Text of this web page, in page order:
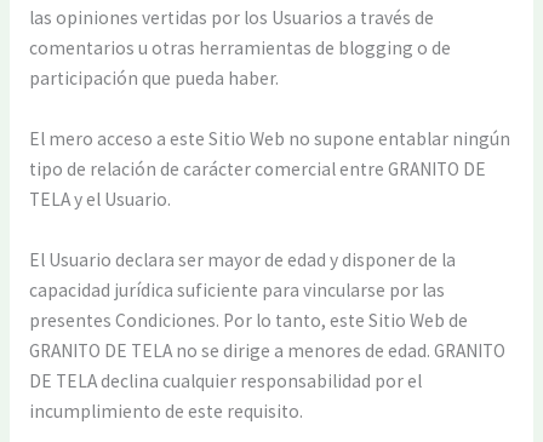
las opiniones vertidas por los Usuarios a través de
comentarios u otras herramientas de blogging o de
participación que pueda haber.
El mero acceso a este Sitio Web no supone entablar ningún
tipo de relación de carácter comercial entre GRANITO DE
TELA y el Usuario.
El Usuario declara ser mayor de edad y disponer de la
capacidad jurídica suficiente para vincularse por las
presentes Condiciones. Por lo tanto, este Sitio Web de
GRANITO DE TELA no se dirige a menores de edad. GRANITO
DE TELA declina cualquier responsabilidad por el
incumplimiento de este requisito.